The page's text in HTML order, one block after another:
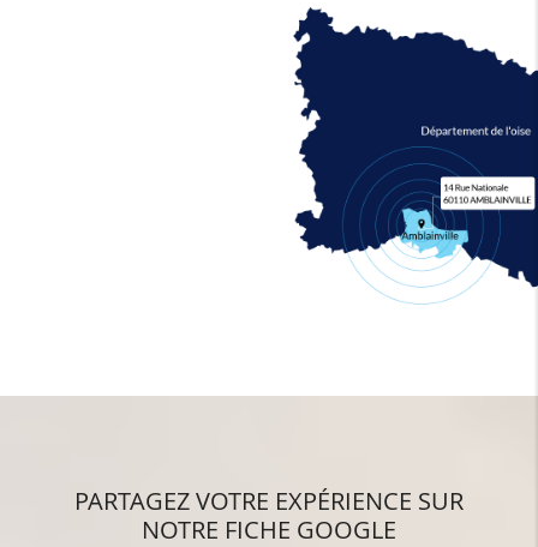
PARTAGEZ VOTRE EXPÉRIENCE SUR
NOTRE FICHE GOOGLE